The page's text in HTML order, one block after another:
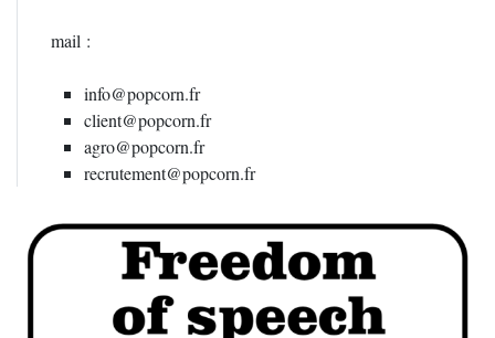
mail :
info@popcorn.fr
client@popcorn.fr
agro@popcorn.fr
recrutement@popcorn.fr